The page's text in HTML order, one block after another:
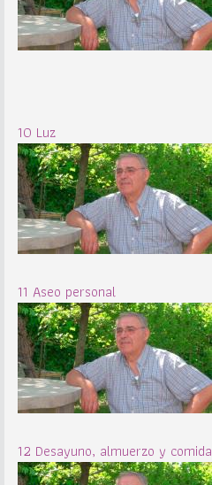
10 Luz
11 Aseo personal
12 Desayuno, almuerzo y comida